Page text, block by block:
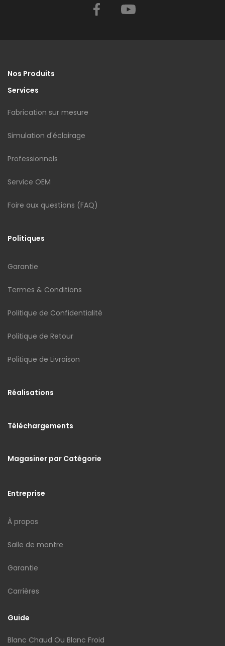
Facebook
Nos Produits
Services
Fabrication sur mesure
Simulation d'éclairage
Professionnels
Service OEM
Foire aux questions (FAQ)
Politiques
Garantie
Termes & Conditions
Politique de Confidentialité
Politique de Retour
Politique de Livraison
Réalisations
Téléchargements
Magasiner par Catégorie
Entreprise
À propos
Salle de montre
Garantie
Carrières
Guide
Blanc Chaud Ou Blanc Froid